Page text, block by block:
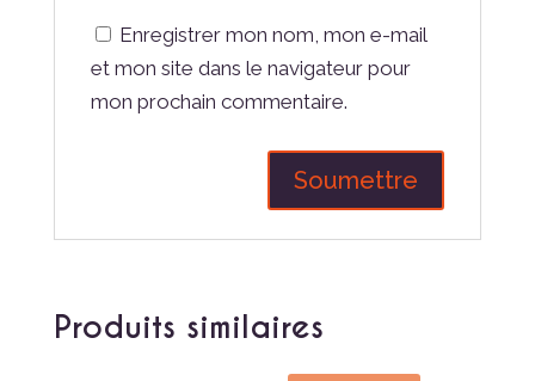
Enregistrer mon nom, mon e-mail
et mon site dans le navigateur pour
mon prochain commentaire.
Produits similaires